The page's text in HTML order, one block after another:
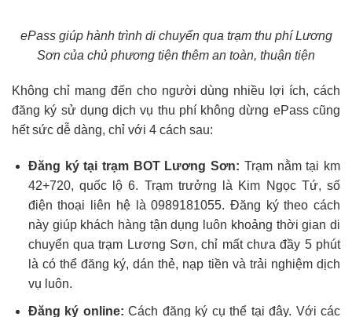
ePass giúp hành trình di chuyển qua trạm thu phí Lương
Sơn của chủ phương tiện thêm an toàn, thuận tiện
Không chỉ mang đến cho người dùng nhiều lợi ích, cách
đăng ký sử dụng dịch vụ thu phí không dừng ePass cũng
hết sức dễ dàng, chỉ với 4 cách sau:
Đăng ký tại trạm BOT Lương Sơn: Trạm nằm tại km
42+720, quốc lộ 6. Trạm trưởng là Kim Ngọc Tứ, số
điện thoại liên hệ là 0989181055. Đăng ký theo cách
này giúp khách hàng tận dụng luôn khoảng thời gian di
chuyển qua trạm Lương Sơn, chỉ mất chưa đầy 5 phút
là có thể đăng ký, dán thẻ, nạp tiền và trải nghiệm dịch
vụ luôn.
Đăng ký online: Cách đăng ký cụ thể tại đây. Với các